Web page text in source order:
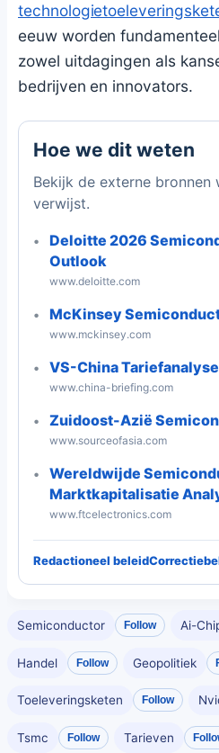
eeuw worden
zowel uitdagingen als
bedrijven en innovators.
Hoe we dit weten
Bekijk de externe
verwijst.
Deloitte 2026
Outlook
www.deloitte.com
McKinsey
www.mckinsey.com
VS-China
www.china-briefing.com
Zuidoost-Azië
www.sourceofasia.com
Wereldwijde
Marktkapitalisatie
www.ftcelectronics.com
Redactioneel beleid
Semiconductor Follow Ai-
Handel Follow Geopolitiek
Toeleveringsketen Follow
Tsmc Follow Tarieven